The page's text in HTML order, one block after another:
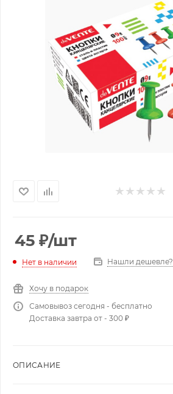
45 ₽/шт
Нет в наличии Нашли дешевле?
Хочу в подарок
Самовывоз сегодня - бесплатно
Доставка завтра от - 300 ₽
ОПИСАНИЕ